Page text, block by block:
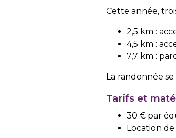
Cette année,
2,5 km :
4,5 km :
7,7 km :
La randonnée
Tarifs et
30 € par
Location